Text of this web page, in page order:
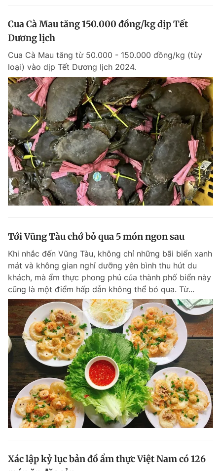
Cua Cà Mau tăng 150.000 đồng/kg dịp Tết
Dương lịch
Cua Cà Mau tăng từ 50.000 - 150.000 đồng/kg (tùy
loại) vào dịp Tết Dương lịch 2024.
Tới Vũng Tàu chớ bỏ qua 5 món ngon sau
Khi nhắc đến Vũng Tàu, không chỉ những bãi biển xanh
mát và không gian nghỉ dưỡng yên bình thu hút du
khách, mà ẩm thực phong phú của thành phố biển này
cũng là một điểm hấp dẫn không thể bỏ qua. Từ...
Xác lập kỷ lục bản đồ ẩm thực Việt Nam có 126